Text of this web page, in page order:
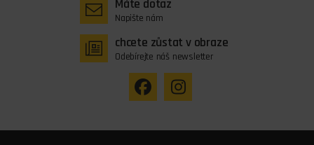
Máte dotaz
Napište nám
chcete zůstat v obraze
Odebírejte náš newsletter